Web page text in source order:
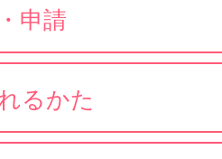
申請
るかた